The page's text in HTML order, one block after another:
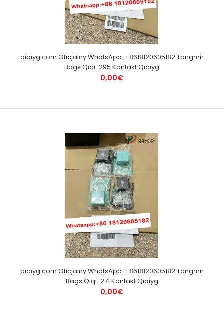
qiqiyg.com Oficjalny WhatsApp: +8618120605182 Tangmir
Bags Qiqi-295 Kontakt Qiqiyg
0,00€
qiqiyg.com Oficjalny WhatsApp: +8618120605182 Tangmir
Bags Qiqi-271 Kontakt Qiqiyg
0,00€